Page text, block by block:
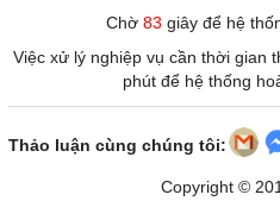
Chờ 83 giây để hệ
Việc xử lý nghiệp vụ cần thời gian
phút để hệ thống
Thảo luận cùng chúng tôi:
Copyright ©